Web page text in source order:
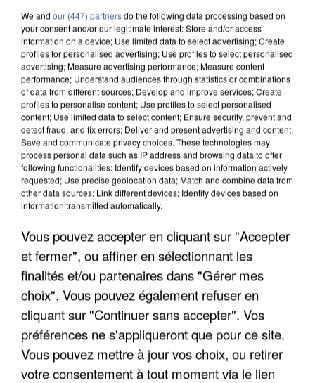
UN SECOND CADRE DE LA DZ MAFIA
INTERPELLÉ EN ALGÉRIE
We and our (447) partnersdo the following data processing based on
your consent and/or our legitimate interest: Store and/or access
information on a device; Use limited data to select advertising; Create
profiles for personalised advertising; Use profiles to select personalised
advertising; Measure advertising performance; Measure content
performance; Understand audiences through statistics or combinations
of data from different sources; Develop and improve services; Create
profiles to personalise content; Use profiles to select personalised
content; Use limited data to select content; Ensure security, prevent and
detect fraud, and fix errors; Deliver and present advertising and content;
Save and communicate privacy choices. These technologies may
process personal data such as IP address and browsing data to offer
following functionalities: Identify devices based on information actively
requested; Use precise geolocation data; Match and combine data from
other data sources; Link different devices; Identify devices based on
information transmitted automatically.
Vous pouvez accepter en cliquant sur "Accepter
et fermer", ou affiner en sélectionnant les
finalités et/ou partenaires dans "Gérer mes
choix". Vous pouvez également refuser en
cliquant sur "Continuer sans accepter". Vos
préférences ne s'appliqueront que pour ce site.
Vous pouvez mettre à jour vos choix, ou retirer
votre consentement à tout moment via le lien